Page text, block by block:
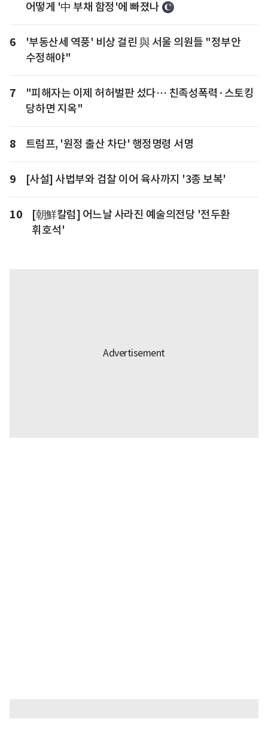
어떻게 '中 부채 함정'에 빠졌나
6
'부동산세 역풍' 비상 걸린 與 서울 의원들 "정부안
수정해야"
7
"피해자는 이제 허허벌판 섰다… 친족성폭력·스토킹
당하면 지옥"
8 트럼프, '원정 출산 차단' 행정명령 서명
9 [사설] 사법부와 검찰 이어 육사까지 '3종 보복'
10
[朝鮮칼럼] 어느날 사라진 예술의전당 '전두환
휘호석'